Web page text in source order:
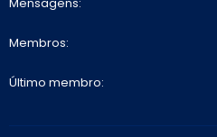
Membros
Último membro